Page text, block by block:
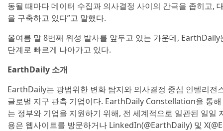
동될 때마다 데이터 수집과 의사결정 사이의 간극을 좁히고,
을 구축하고 있다”고 말했다.
올여름 말 8번째 위성 발사를 앞두고 있는 가운데,
단계로 빠르게 나아가고 있다.
EarthDaily 소개
EarthDaily는 광범위한 변화 탐지와 의사결정 중심 인텔리전
글로벌 지구 관측 기업이다. EarthDaily Constellation을 통
는 정부와 기업을 지원하기 위해, 전 세계적으로 일관된 일
용은 웹사이트를 방문하거나 LinkedIn(@EarthDaily) 및